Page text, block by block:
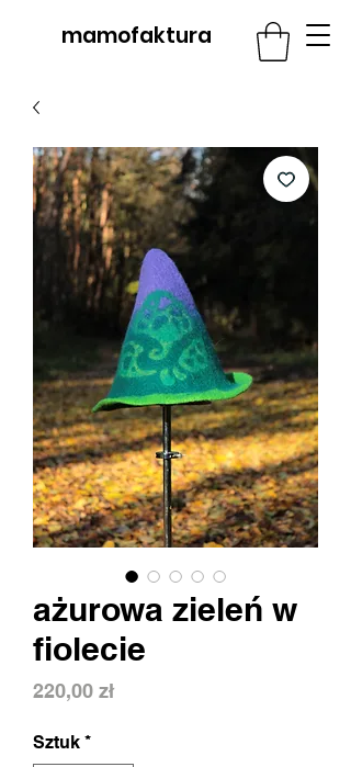
mamofaktura
ażurowa zieleń w
fiolecie
220,00 złCena
Sztuk *